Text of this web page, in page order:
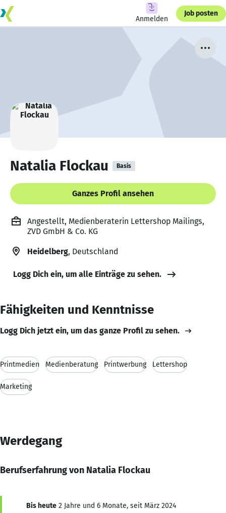
Anmelden
Job posten
Natalia Flockau Basis
Ganzes Profil ansehen
Angestellt, Medienberaterin Lettershop Mailings,
ZVD GmbH & Co. KG
Heidelberg, Deutschland
Logg Dich ein, um alle Einträge zu sehen.
Fähigkeiten und Kenntnisse
Logg Dich jetzt ein, um das ganze Profil zu sehen.
Printmedien Medienberatung Printwerbung Lettershop
Marketing
Werdegang
Berufserfahrung von Natalia Flockau
Bis heute 2 Jahre und 6 Monate, seit März 2024